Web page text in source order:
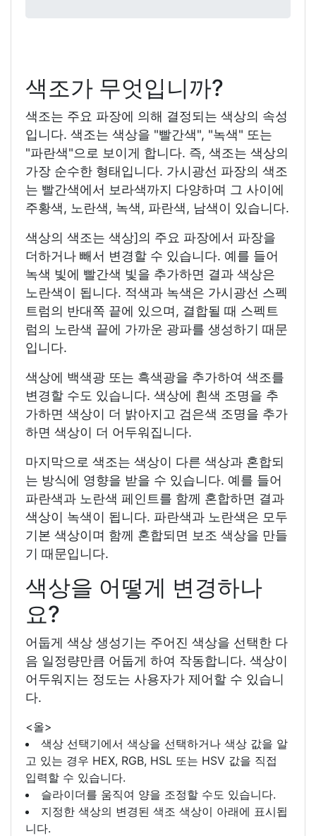
색조가 무엇입니까?
색조는 주요 파장에 의해 결정되는 색상의 속성
입니다. 색조는 색상을 "빨간색", "녹색" 또는
"파란색"으로 보이게 합니다. 즉, 색조는 색상의
가장 순수한 형태입니다. 가시광선 파장의 색조
는 빨간색에서 보라색까지 다양하며 그 사이에
주황색, 노란색, 녹색, 파란색, 남색이 있습니다.
색상의 색조는 색상]의 주요 파장에서 파장을
더하거나 빼서 변경할 수 있습니다. 예를 들어
녹색 빛에 빨간색 빛을 추가하면 결과 색상은
노란색이 됩니다. 적색과 녹색은 가시광선 스펙
트럼의 반대쪽 끝에 있으며, 결합될 때 스펙트
럼의 노란색 끝에 가까운 광파를 생성하기 때문
입니다.
색상에 백색광 또는 흑색광을 추가하여 색조를
변경할 수도 있습니다. 색상에 흰색 조명을 추
가하면 색상이 더 밝아지고 검은색 조명을 추가
하면 색상이 더 어두워집니다.
마지막으로 색조는 색상이 다른 색상과 혼합되
는 방식에 영향을 받을 수 있습니다. 예를 들어
파란색과 노란색 페인트를 함께 혼합하면 결과
색상이 녹색이 ​​됩니다. 파란색과 노란색은 모두
기본 색상이며 함께 혼합되면 보조 색상을 만들
기 때문입니다.
색상을 어떻게 변경하나
요?
어둡게 색상 생성기는 주어진 색상을 선택한 다
음 일정량만큼 어둡게 하여 작동합니다. 색상이
어두워지는 정도는 사용자가 제어할 수 있습니
다.
<올>
색상 선택기에서 색상을 선택하거나 색상 값을 알
고 있는 경우 HEX, RGB, HSL 또는 HSV 값을 직접
입력할 수 있습니다.
슬라이더를 움직여 양을 조정할 수도 있습니다.
지정한 색상의 변경된 색조 색상이 아래에 표시됩
니다.